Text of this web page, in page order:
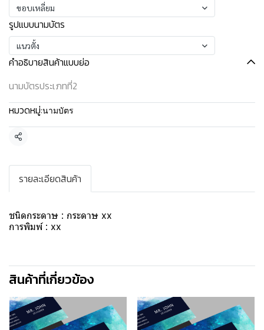
ขอบเหลี่ยม
รูปแบบนามบัตร
แนวตั้ง
คำอธิบายสินค้าแบบย่อ
นามบัตรประเภทที่2
หมวดหมู่:นามบัตร
แชร์
รายละเอียดสินค้า
ชนิดกระดาษ : กระดาษ xx
การพิมพ์ : xx
สินค้าที่เกี่ยวข้อง